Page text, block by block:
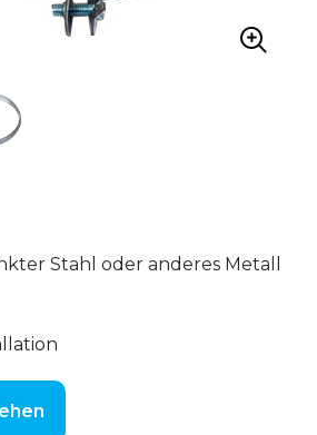
Stahl oder anderes Metall